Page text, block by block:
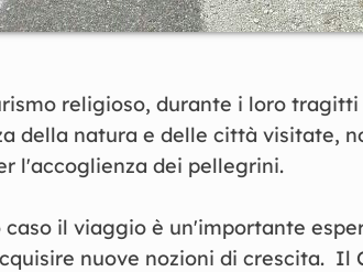
religioso, durante i loro tragitti
della natura e delle città visitate,
l'accoglienza dei pellegrini.
caso il viaggio è un'importante
nuove nozioni di crescita. Il